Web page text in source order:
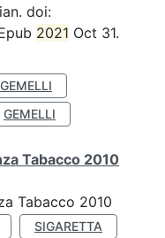
doi:
2021 Oct 31.
GEMELLI
Tabacco 2010
Tabacco 2010
SIGARETTA